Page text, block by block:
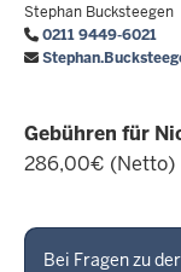
Stephan Bucksteegen
0211 9449-6021
Gebühren für
286,00€ (Netto)
Bei Fragen zu